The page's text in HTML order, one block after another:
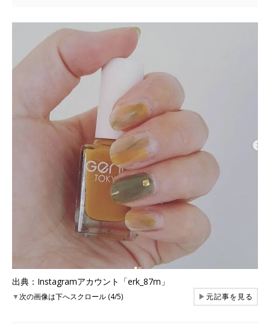
出典：Instagramアカウント「erk_87m」
▼次の画像は下へスクロール (4/5) ▶元記事を見る